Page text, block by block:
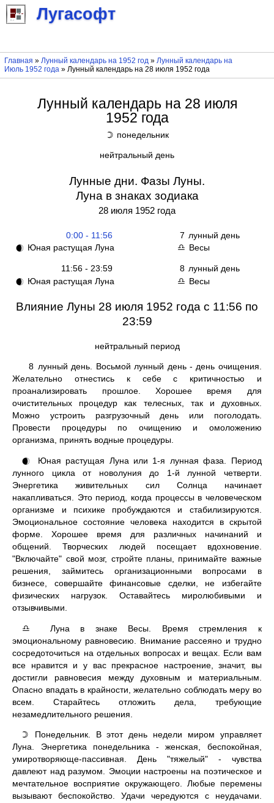
Лугасофт
Главная » Лунный календарь на 1952 год» Лунный календарь на
Июль 1952 года» Лунный календарь на 28 июля 1952 года
Лунный календарь на 28 июля
1952 года
☽ понедельник
нейтральный день
Лунные дни. Фазы Луны.
Луна в знаках зодиака
28 июля 1952 года
0:00 - 11:56 7 лунный день
🌒 Юная растущая Луна ♎ Весы
11:56 - 23:59 8 лунный день
🌒 Юная растущая Луна ♎ Весы
Влияние Луны 28 июля 1952 года с 11:56 по
23:59
нейтральный период
8 лунный день. Восьмой лунный день - день очищения.
Желательно отнестись к себе с критичностью и
проанализировать прошлое. Хорошее время для
очистительных процедур как телесных, так и духовных.
Можно устроить разгрузочный день или поголодать.
Провести процедуры по очищению и омоложению
организма, принять водные процедуры.
🌒
Юная растущая Луна или 1-я лунная фаза. Период
лунного цикла от новолуния до 1-й лунной четверти.
Энергетика живительных сил Солнца начинает
накапливаться. Это период, когда процессы в человеческом
организме и психике пробуждаются и стабилизируются.
Эмоциональное состояние человека находится в скрытой
форме. Хорошее время для различных начинаний и
общений. Творческих людей посещает вдохновение.
"Включайте" свой мозг, стройте планы, принимайте важные
решения, займитесь организационными вопросами в
бизнесе, совершайте финансовые сделки, не избегайте
физических нагрузок. Оставайтесь миролюбивыми и
отзывчивыми.
♎
Луна в знаке Весы. Время стремления к
эмоциональному равновесию. Внимание рассеяно и трудно
сосредоточиться на отдельных вопросах и вещах. Если вам
все нравится и у вас прекрасное настроение, значит, вы
достигли равновесия между духовным и материальным.
Опасно впадать в крайности, желательно соблюдать меру во
всем. Старайтесь отложить дела, требующие
незамедлительного решения.
☽
Понедельник. В этот день недели миром управляет
Луна. Энергетика понедельника - женская, беспокойная,
умиротворяюще-пассивная. День "тяжелый" - чувства
давлеют над разумом. Эмоции настроены на поэтическое и
мечтательное восприятие окружающего. Любые перемены
вызывают беспокойство. Удачи чередуются с неудачами.